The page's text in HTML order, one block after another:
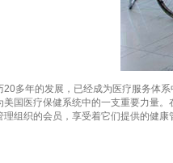
20多年的发展，已经成为医疗服务体
国医疗保健系统中的一支重要力量
组织的会员，享受着它们提供的健